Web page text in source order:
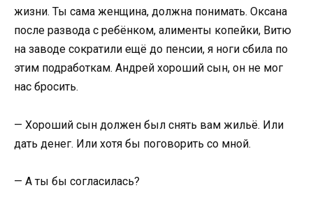
жизни. Ты сама женщина, должна понимать. Оксана
после развода с ребёнком, алименты копейки, Витю
на заводе сократили ещё до пенсии, я ноги сбила по
этим подработкам. Андрей хороший сын, он не мог
нас бросить.
— Хороший сын должен был снять вам жильё. Или
дать денег. Или хотя бы поговорить со мной.
— А ты бы согласилась?